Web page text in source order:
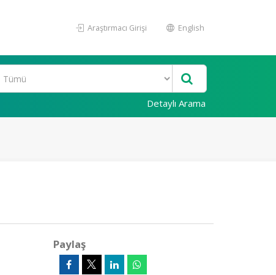
Araştırmacı Girişi English
Detaylı Arama
Paylaş